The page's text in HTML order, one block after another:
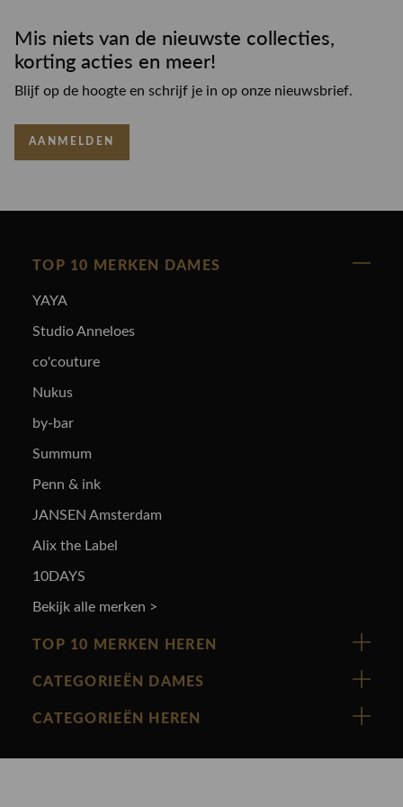
Mis niets van de nieuwste collecties,
korting acties en meer!
Blijf op de hoogte en schrijf je in op onze nieuwsbrief.
AANMELDEN
TOP 10 MERKEN DAMES
YAYA
Studio Anneloes
co'couture
Nukus
by-bar
Summum
Penn & ink
JANSEN Amsterdam
Alix the Label
10DAYS
Bekijk alle merken >
TOP 10 MERKEN HEREN
Vanguard
Cast Iron
CATEGORIEËN DAMES
Nieuw binnen
CATEGORIEËN HEREN